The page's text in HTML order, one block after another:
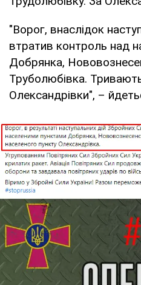
"Ворог, внаслідок
втратив контроль над
Добрянка,
Труболюбівка.
Олександрівки", –